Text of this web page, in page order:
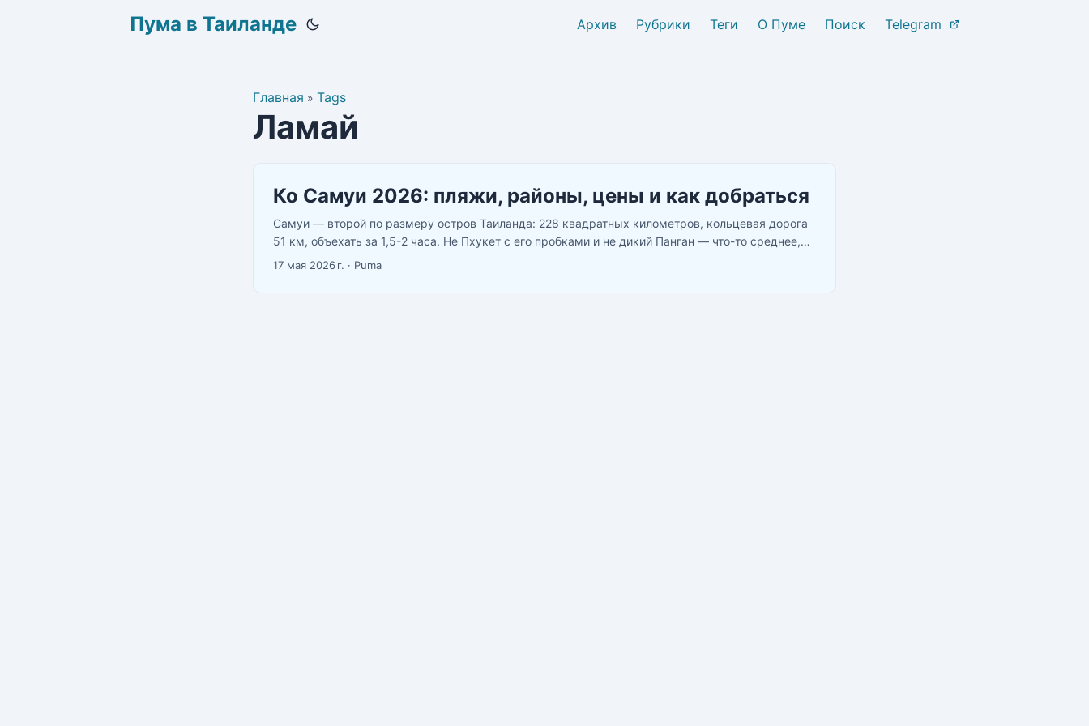
Пума в Таиланде Архив Рубрики Теги О Пуме Поиск Telegram
Главная » Tags
Ламай
Ко Самуи 2026: пляжи, районы, цены и как добраться
Самуи — второй по размеру остров Таиланда: 228 квадратных километров, кольцевая дорога
51 км, объехать за 1,5-2 часа. Не Пхукет с его пробками и не дикий Панган — что-то среднее,
где есть и нормальный супермаркет рядом с пляжем, и тишина, если знать куда ехать. ...
17 мая 2026 г. · Puma